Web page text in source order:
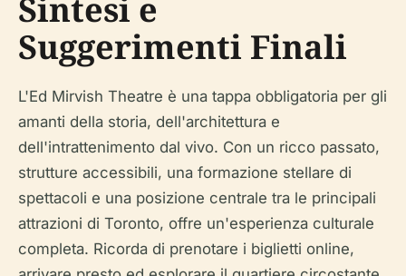
Sintesi e
Suggerimenti Finali
L'Ed Mirvish Theatre è una tappa obbligatoria per gli
amanti della storia, dell'architettura e
dell'intrattenimento dal vivo. Con un ricco passato,
strutture accessibili, una formazione stellare di
spettacoli e una posizione centrale tra le principali
attrazioni di Toronto, offre un'esperienza culturale
completa. Ricorda di prenotare i biglietti online,